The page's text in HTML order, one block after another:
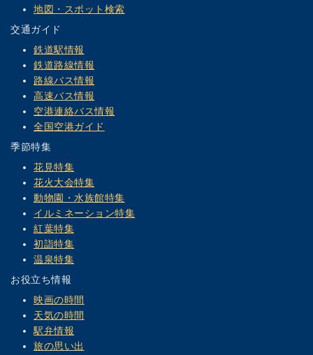
地図・スポット検索
交通ガイド
鉄道駅情報
鉄道路線情報
路線バス情報
高速バス情報
空港連絡バス情報
全国空港ガイド
季節特集
花見特集
花火大会特集
動物園・水族館特集
イルミネーション特集
紅葉特集
初詣特集
温泉特集
お役立ち情報
映画の時間
天気の時間
駅弁情報
旅の思い出